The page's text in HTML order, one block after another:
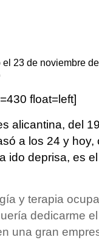
23 de noviembre
float=left]
alicantina, del
a los 24 y
ido deprisa, es
y terapia
dedicarme
una gran